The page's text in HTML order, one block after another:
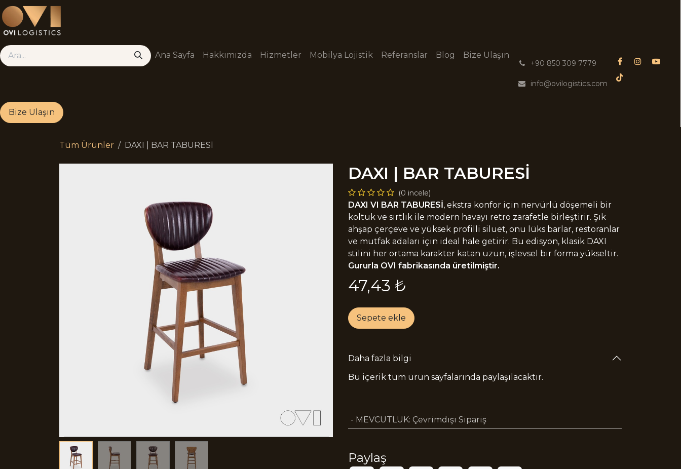
Skip to Content
Ana Sayfa Hakkımızda Hizmetler Mobilya Lojistik Referanslar Blog Bize Ulaşın
+90 850 309 7779
info@ovilogistics.com
Bize Ulaşın
Tüm Ürünler DAXI | BAR TABURESİ
DAXI | BAR TABURESİ
(0 incele)
DAXI VI BAR TABURESİ, ekstra konfor için nervürlü döşemeli bir
koltuk ve sırtlık ile modern havayı retro zarafetle birleştirir. Şık
ahşap çerçeve ve yüksek profilli siluet, onu lüks barlar, restoranlar
ve mutfak adaları için ideal hale getirir. Bu edisyon, klasik DAXI
stilini her ortama karakter katan uzun, işlevsel bir forma yükseltir.
Gururla OVI fabrikasında üretilmiştir.
47,43 ₺
Sepete ekle
Daha fazla bilgi
Bu içerik tüm ürün sayfalarında paylaşılacaktır.
- MEVCUTLUK: Çevrimdışı Sipariş
Paylaş